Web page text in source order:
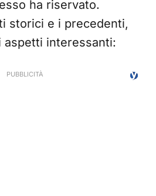
ha riservato.
storici e i precedenti,
aspetti interessanti: